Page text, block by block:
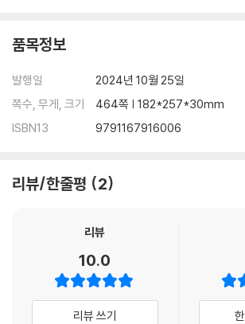
제1절 개념과 역할 제2절 부사의 종류 제3절 부사 역
· 제8장 품사의 비교
· 제9장 전치사
제1절 등위접속사 제2절 종속접속사
품목정보
발행일
2024년 10월 25일
쪽수, 무게, 크기
464쪽 | 182*257*30mm
ISBN13
9791167916006
리뷰/한줄평 2
리뷰
10.0
리뷰 쓰기